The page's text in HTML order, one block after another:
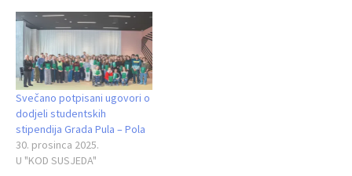
Svečano potpisani ugovori o
dodjeli studentskih
stipendija Grada Pula – Pola
30. prosinca 2025.
U "KOD SUSJEDA"